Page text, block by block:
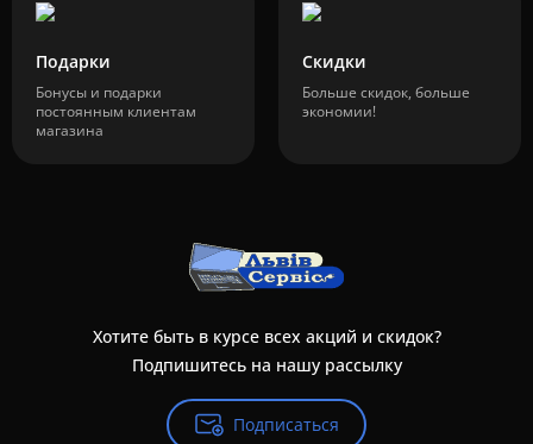
Подарки
Бонусы и подарки
постоянным клиентам
магазина
Скидки
Больше скидок, больше
экономии!
Хотите быть в курсе всех акций и скидок?
Подпишитесь на нашу рассылку
Подписаться